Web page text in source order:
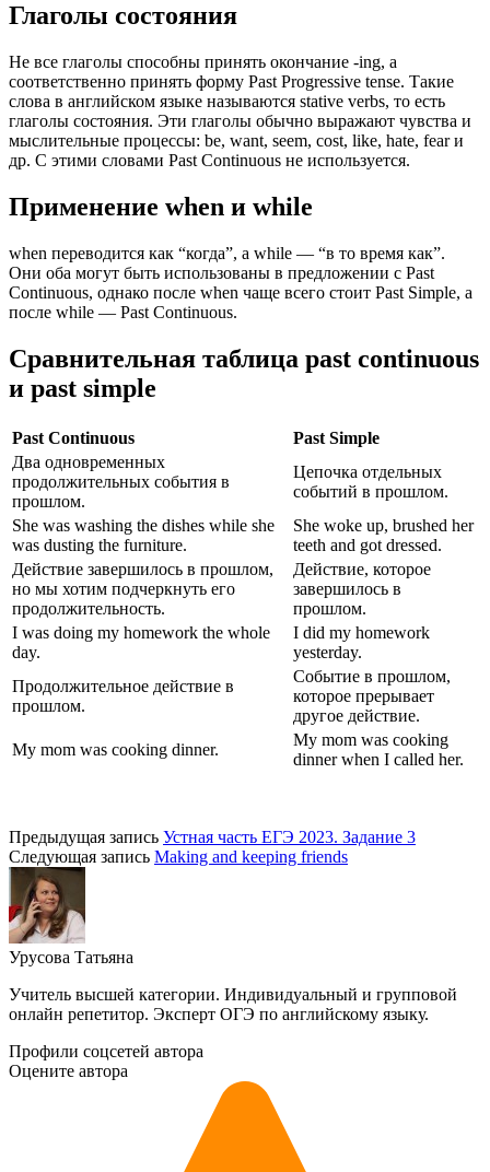
Глаголы состояния
Не все глаголы способны принять окончание -ing, а
соответственно принять форму Past Progressive tense. Такие
слова в английском языке называются stative verbs, то есть
глаголы состояния. Эти глаголы обычно выражают чувства и
мыслительные процессы: be, want, seem, cost, like, hate, fear и
др. С этими словами Past Continuous не используется.
Применение when и while
when переводится как “когда”, а while — “в то время как”.
Они оба могут быть использованы в предложении с Past
Continuous, однако после when чаще всего стоит Past Simple, а
после while — Past Continuous.
Сравнительная таблица past continuous
и past simple
Past Continuous
Past Simple
Два одновременных
продолжительных события в
прошлом.
Цепочка отдельных
событий в прошлом.
She was washing the dishes while she
was dusting the furniture.
She woke up, brushed her
teeth and got dressed.
Действие завершилось в прошлом,
но мы хотим подчеркнуть его
продолжительность.
Действие, которое
завершилось в
прошлом.
I was doing my homework the whole
day.
I did my homework
yesterday.
Продолжительное действие в
прошлом.
Событие в прошлом,
которое прерывает
другое действие.
My mom was cooking dinner.
My mom was cooking
dinner when I called her.
Предыдущая запись Устная часть ЕГЭ 2023. Задание 3
Следующая запись Making and keeping friends
Урусова Татьяна
Учитель высшей категории. Индивидуальный и групповой
онлайн репетитор. Эксперт ОГЭ по английскому языку.
Профили соцсетей автора
Оцените автора